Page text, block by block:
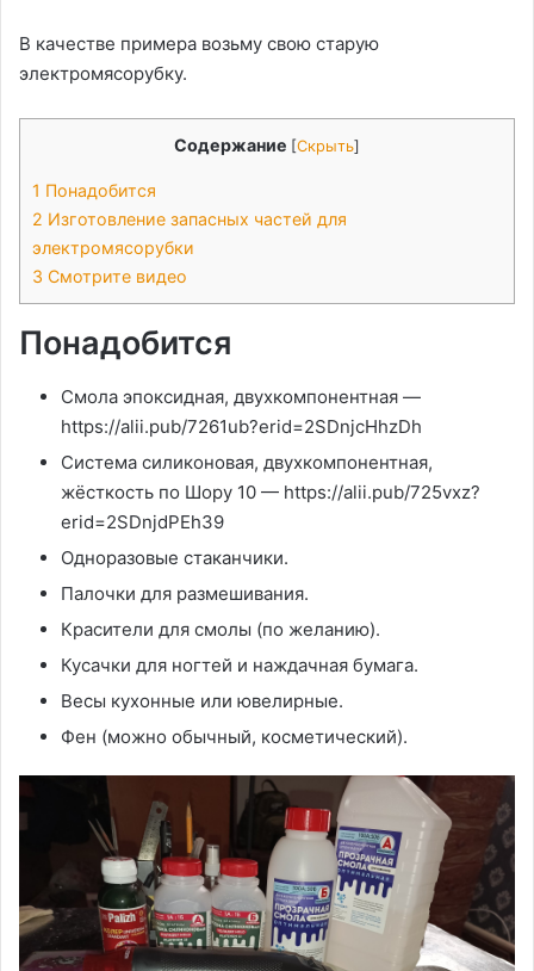
В качестве примера возьму свою старую
электромясорубку.
Содержание [Скрыть]
1 Понадобится
2 Изготовление запасных частей для
электромясорубки
3 Смотрите видео
Понадобится
Смола эпоксидная, двухкомпонентная —
https://alii.pub/7261ub?erid=2SDnjcHhzDh
Система силиконовая, двухкомпонентная,
жёсткость по Шору 10 — https://alii.pub/725vxz?
erid=2SDnjdPEh39
Одноразовые стаканчики.
Палочки для размешивания.
Красители для смолы (по желанию).
Кусачки для ногтей и наждачная бумага.
Весы кухонные или ювелирные.
Фен (можно обычный, косметический).